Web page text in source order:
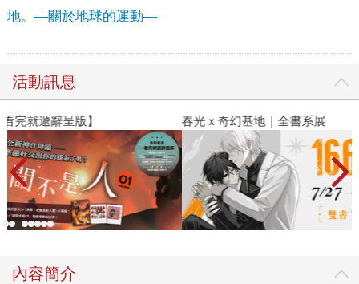
地。—關於地球的運動—
活動訊息
春光ｘ奇幻基地｜全書系展
內容簡介